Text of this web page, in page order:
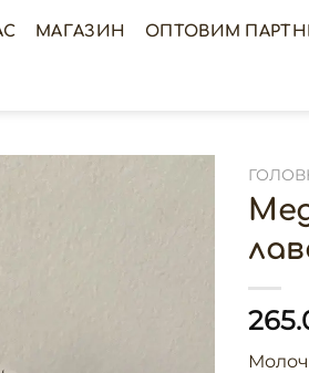
МАГАЗИН ОПТОВИМ